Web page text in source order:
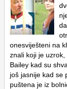
onesviješteni na
znali koji je
Bailey kad su
još jasnije kad se
puštena je iz